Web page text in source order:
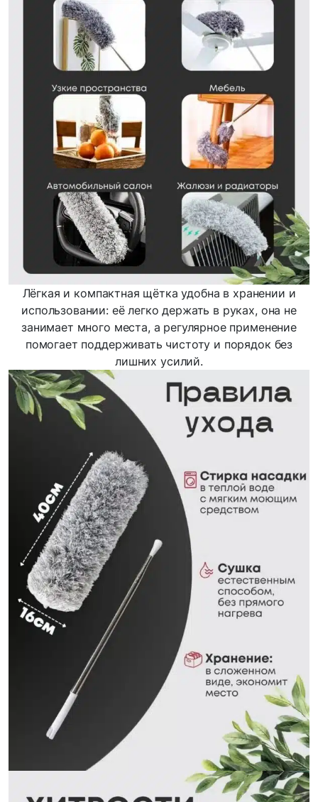
Лёгкая и компактная щётка удобна в хранении и
использовании: её легко держать в руках, она не
занимает много места, а регулярное применение
помогает поддерживать чистоту и порядок без
лишних усилий.